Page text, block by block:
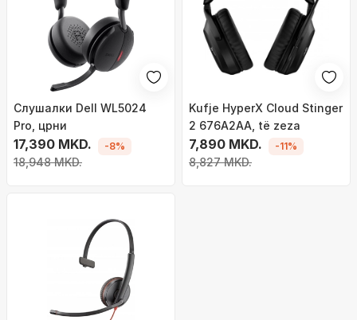
Слушалки Dell WL5024
Pro, црни
17,390 MKD.
18,948 MKD.
-8%
Kufje HyperX Cloud Stinger
2 676A2AA, të zeza
7,890 MKD.
8,827 MKD.
-11%